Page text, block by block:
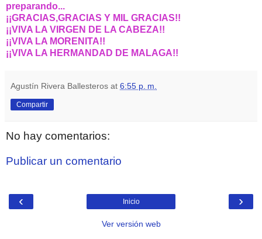
preparando...
¡¡GRACIAS,GRACIAS Y MIL GRACIAS!!
¡¡VIVA LA VIRGEN DE LA CABEZA!!
¡¡VIVA LA MORENITA!!
¡¡VIVA LA HERMANDAD DE MALAGA!!
Agustín Rivera Ballesteros at 6:55 p. m.
Compartir
No hay comentarios:
Publicar un comentario
‹ ›
Inicio
Ver versión web